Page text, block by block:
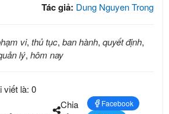
Tác giả: Dung Nguyen Trong
vi, thủ tục, ban hành, quyết định,
lý, hôm nay
viết là: 0
Chia
Facebook